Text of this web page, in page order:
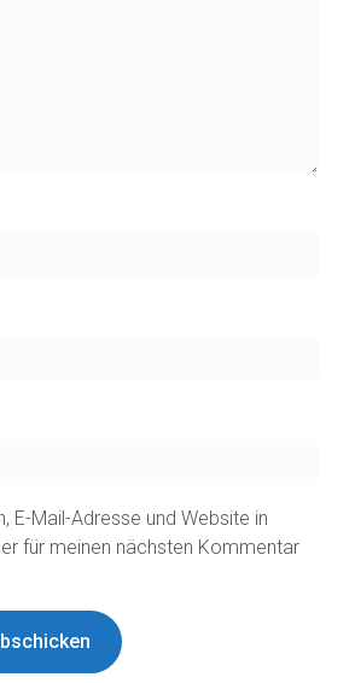
E-Mail-Adresse und Website in
für meinen nächsten Kommentar